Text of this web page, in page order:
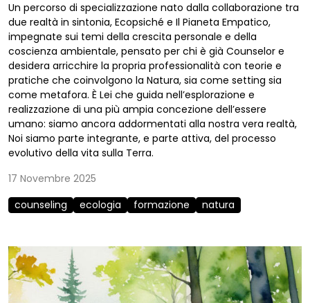
Un percorso di specializzazione nato dalla collaborazione tra
due realtà in sintonia, Ecopsiché e Il Pianeta Empatico,
impegnate sui temi della crescita personale e della
coscienza ambientale, pensato per chi è già Counselor e
desidera arricchire la propria professionalità con teorie e
pratiche che coinvolgono la Natura, sia come setting sia
come metafora. È Lei che guida nell’esplorazione e
realizzazione di una più ampia concezione dell’essere
umano: siamo ancora addormentati alla nostra vera realtà,
Noi siamo parte integrante, e parte attiva, del processo
evolutivo della vita sulla Terra.
17 Novembre 2025
counseling
ecologia formazione natura